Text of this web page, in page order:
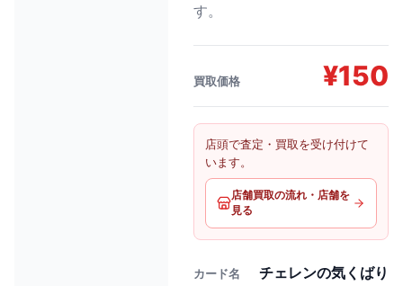
す。
買取価格 ¥150
店頭で査定・買取を受け付けて
います。
店舗買取の流れ・店舗を
見る
カード名 チェレンの気くばり